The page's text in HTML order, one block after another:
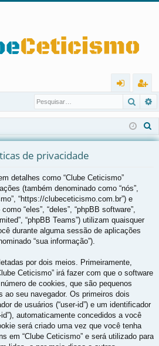
ra
r
eg
ist
ra
e
de privacidade
detalhes como “Clube Ceticismo”
(também denominado como “nós”,
“https://clubeceticismo.com.br”) e
“eles”, “deles”, “phpBB software”,
“phpBB Teams”) utilizam quaisquer
durante alguma sessão de aplicações
“sua informação”).
por dois meios. Primeiramente,
Ceticismo” irá fazer com que o software
de cookies, que são pequenos
ao seu navegador. Os primeiros dois
de usuários (“user-id”) e um identificador
automaticamente concedidos a você
será criado uma vez que você tenha
em “Clube Ceticismo” e será utilizado para